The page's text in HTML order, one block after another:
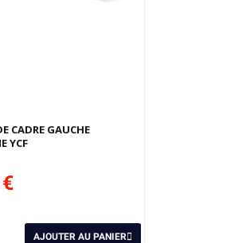
CADRE GAUCHE
YCF
AJOUTER AU PANIER